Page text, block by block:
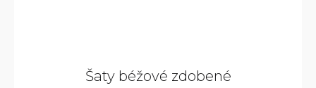
Šaty béžové zdobené